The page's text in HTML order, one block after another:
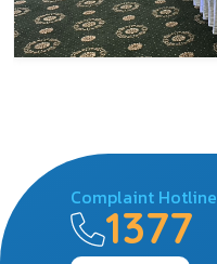
Complaint Hotline
1377